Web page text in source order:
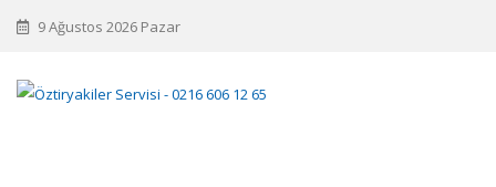
9 Ağustos 2026 Pazar